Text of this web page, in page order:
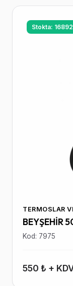
Stokta: 16892
TERMOSLAR
BEYŞEHİR
Kod: 7975
550 ₺ +